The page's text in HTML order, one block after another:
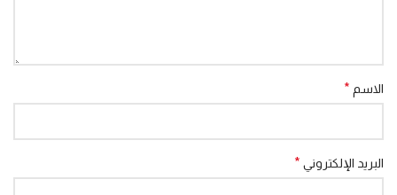
الاسم *
البريد الإلكتروني *